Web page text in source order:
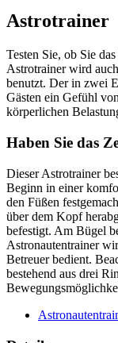
Astrotrainer
Testen Sie, ob Sie
Astrotrainer wird
benutzt. Der in zwei
Gästen ein Gefühl
körperlichen
Haben Sie das
Dieser Astrotrainer
Beginn in einer
den Füßen
über dem Kopf
befestigt. Am Bügel
Astronautentrainer
Betreuer bedient.
bestehend aus drei